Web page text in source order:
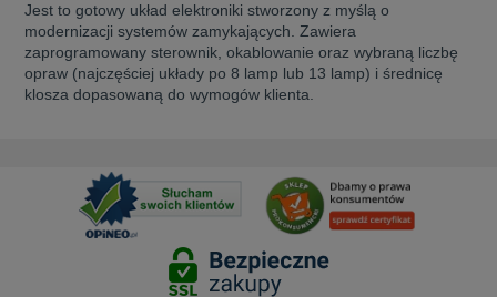
Jest to gotowy układ elektroniki stworzony z myślą o
modernizacji systemów zamykających. Zawiera
zaprogramowany sterownik, okablowanie oraz wybraną liczbę
opraw (najczęściej układy po 8 lamp lub 13 lamp) i średnicę
klosza dopasowaną do wymogów klienta.